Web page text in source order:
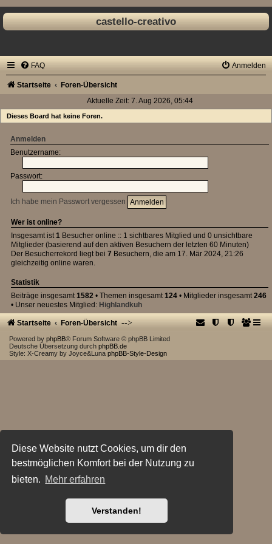
Diese Website nutzt Cookies, um dir den
bestmöglichen Komfort bei der Nutzung zu
bieten. Mehr erfahren
Verstanden!
castello-creativo
FAQ Anmelden
Startseite
Foren-Übersicht
Aktuelle Zeit: 7. Aug 2026, 05:44
Dieses Board hat keine Foren.
Anmelden
Benutzername:
Passwort:
Ich habe mein Passwort vergessen
Wer ist online?
Insgesamt ist1 Besucher online :: 1 sichtbares Mitglied und 0 unsichtbare
Mitglieder (basierend auf den aktiven Besuchern der letzten 60 Minuten)
Der Besucherrekord liegt bei 7 Besuchern, die am 17. Mär 2024, 21:26
gleichzeitig online waren.
Statistik
Beiträge insgesamt1582 • Themen insgesamt124 • Mitglieder insgesamt246
• Unser neuestes Mitglied: Highlandkuh
Startseite Foren-Übersicht -->
Powered by phpBB® Forum Software © phpBB Limited
Deutsche Übersetzung durch phpBB.de
Style: X-Creamy by Joyce&Luna phpBB-Style-Design